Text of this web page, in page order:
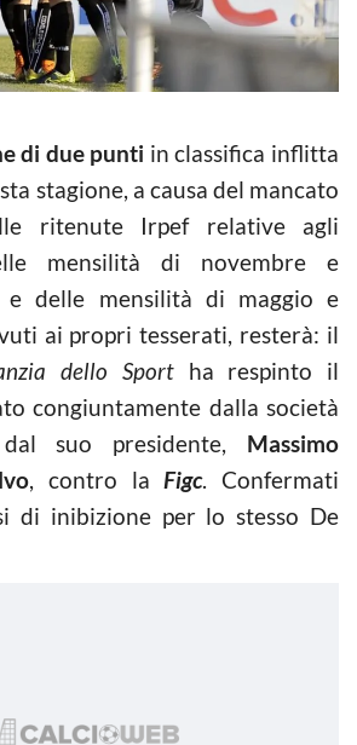
di due punti in classifica inflitta
stagione, a causa del mancato
ritenute Irpef relative agli
mensilità di novembre e
e delle mensilità di maggio e
ai propri tesserati, resterà: il
dello Sportha respinto il
congiuntamente dalla società
suo presidente, Massimo
, contro laFigc. Confermati
di inibizione per lo stesso De